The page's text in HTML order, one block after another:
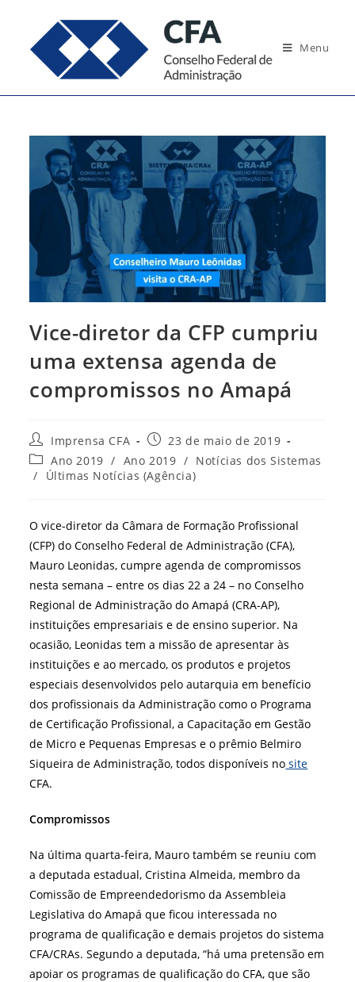
conteúdo
Menu
Vice-diretor da CFP cumpriu
uma extensa agenda de
compromissos no Amapá
Autor
do
post:
Imprensa CFA
Post
publicado:
23 de maio de 2019
Categoria
do
Ano 2019 / Ano 2019 / Notícias dos Sistemas
/
Últimas Notícias (Agência)
O vice-diretor da Câmara de Formação Profissional
(CFP) do Conselho Federal de Administração (CFA),
Mauro Leonidas, cumpre agenda de compromissos
nesta semana – entre os dias 22 a 24 – no Conselho
Regional de Administração do Amapá (CRA-AP),
instituições empresariais e de ensino superior. Na
ocasião, Leonidas tem a missão de apresentar às
instituições e ao mercado, os produtos e projetos
especiais desenvolvidos pelo autarquia em benefício
dos profissionais da Administração como o Programa
de Certificação Profissional, a Capacitação em Gestão
de Micro e Pequenas Empresas e o prêmio Belmiro
Siqueira de Administração, todos disponíveis no site
CFA.
Compromissos
Na última quarta-feira, Mauro também se reuniu com
a deputada estadual, Cristina Almeida, membro da
Comissão de Empreendedorismo da Assembleia
Legislativa do Amapá que ficou interessada no
programa de qualificação e demais projetos do sistema
CFA/CRAs. Segundo a deputada, “há uma pretensão em
apoiar os programas de qualificação do CFA, que são